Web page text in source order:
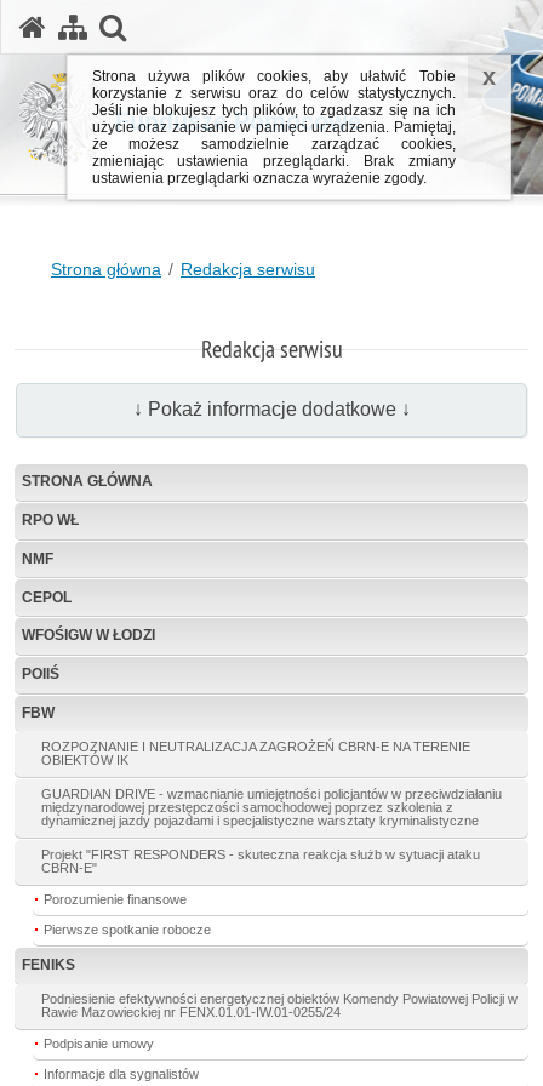
x
Strona używa plików cookies, aby ułatwić Tobie
korzystanie z serwisu oraz do celów statystycznych.
Jeśli nie blokujesz tych plików, to zgadzasz się na ich
użycie oraz zapisanie w pamięci urządzenia. Pamiętaj,
że możesz samodzielnie zarządzać cookies,
zmieniając ustawienia przeglądarki. Brak zmiany
ustawienia przeglądarki oznacza wyrażenie zgody.
Fundusze Pomocowe
Strona główna Redakcja serwisu
Redakcja serwisu
↓ Pokaż informacje dodatkowe ↓
STRONA GŁÓWNA
RPO WŁ
NMF
CEPOL
WFOŚIGW W ŁODZI
POIIŚ
FBW
ROZPOZNANIE I NEUTRALIZACJA ZAGROŻEŃ CBRN-E NA TERENIE
OBIEKTÓW IK
GUARDIAN DRIVE - wzmacnianie umiejętności policjantów w przeciwdziałaniu
międzynarodowej przestępczości samochodowej poprzez szkolenia z
dynamicznej jazdy pojazdami i specjalistyczne warsztaty kryminalistyczne
Projekt "FIRST RESPONDERS - skuteczna reakcja służb w sytuacji ataku
CBRN-E"
Porozumienie finansowe
Pierwsze spotkanie robocze
FENIKS
Podniesienie efektywności energetycznej obiektów Komendy Powiatowej Policji w
Rawie Mazowieckiej nr FENX.01.01-IW.01-0255/24
Podpisanie umowy
Informacje dla sygnalistów